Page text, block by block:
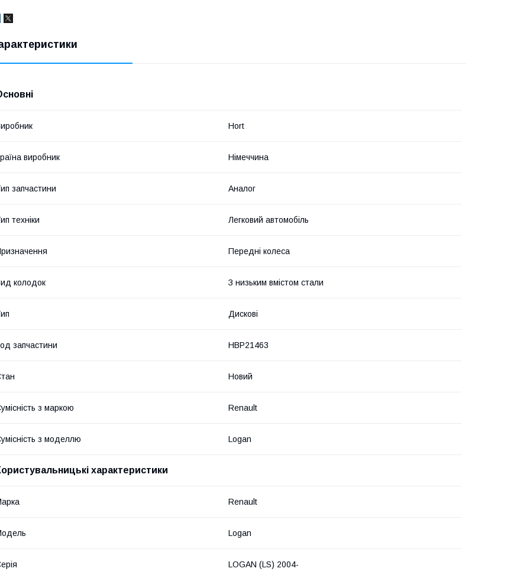
Hort
виробник Німеччина
запчастини Аналог
техніки Легковий автомобіль
Передні колеса
колодок З низьким вмістом стали
Дискові
запчастини HBP21463
Новий
з маркою Renault
з моделлю Logan
характеристики
Renault
Logan
LOGAN (LS) 2004-